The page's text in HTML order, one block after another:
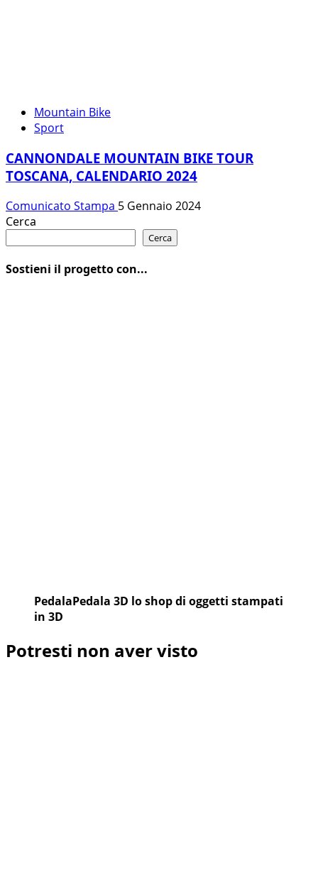
Mountain Bike
Sport
CANNONDALE MOUNTAIN BIKE TOUR
TOSCANA, CALENDARIO 2024
Comunicato Stampa 5 Gennaio 2024
Cerca
Cerca
Sostieni il progetto con...
PedalaPedala 3D lo shop di oggetti stampati
in 3D
Potresti non aver visto